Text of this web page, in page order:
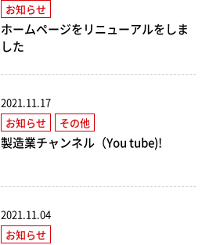
お知らせ
ホームページをリニューアルをしま
した
2021.11.17
お知らせ
その他
製造業チャンネル（You tube)!
2021.11.04
お知らせ